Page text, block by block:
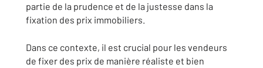
partie de la prudence et de la justesse dans la
fixation des prix immobiliers.
Dans ce contexte, il est crucial pour les vendeurs
de fixer des prix de manière réaliste et bien